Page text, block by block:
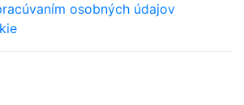
osobných údajov